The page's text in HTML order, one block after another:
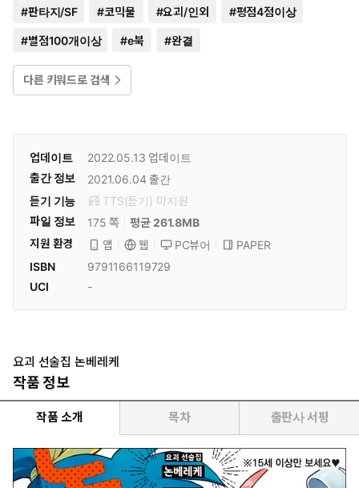
#판타지/SF #코믹물 #요괴/인외 #평점4점이상
#별점100개이상 #e북 #완결
다른 키워드로 검색
업데이트 2022.05.13 업데이트
출간 정보
2021.06.04 출간
듣기 기능
TTS(듣기) 미 지원
파일 정보
175 쪽
평균 261.8MB
지원 환경
앱 웹 PC뷰어
PAPER
ISBN
9791166119729
UCI
-
요괴 선술집 논베레케
작품 정보
작품 소개 목차 출판사 서평